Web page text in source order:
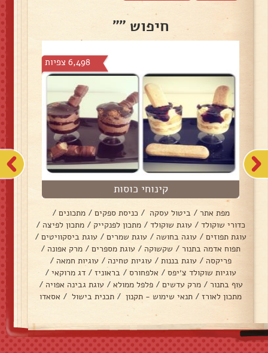
חיפוש ""
6,498 צפיות
קינוחי כוסות
מפת אתר / ביטול עסקה / כניסת ספקים / מתכונים /
כדורי שוקולד / עוגת שוקולד / מתכון לפנקייק / מתכון לפיצה /
עוגת תפוזים / עוגה בחושה / עוגת שמרים / עוגת ביסקוויטים /
תפוח אדמה בתנור / שקשוקה / עוגת מספרים / מרק אפונה /
פריקסה / עוגת בננות / עוגיות טחינה / עוגיות חמאה /
עוגיות שוקולד צ׳יפס / אלפחורס / בראוניז / דג מרוקאי /
עוף בתנור / מרק עדשים / פלפל ממולא / עוגת גבינה אפויה /
מתכון לאורז / תנאי שימוש - תקנון / תכנית בישול / אסאדו